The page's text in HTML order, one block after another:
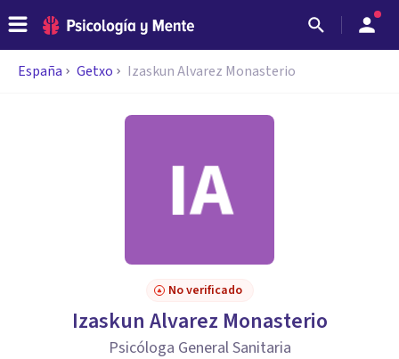
España Getxo Izaskun Alvarez Monasterio
No verificado
Izaskun Alvarez Monasterio
Psicóloga General Sanitaria